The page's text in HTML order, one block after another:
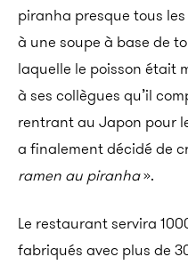
piranha presque tous
à une soupe à base de
laquelle le poisson était
à ses collègues qu’il
rentrant au Japon pour
a finalement décidé de
ramen au piranha».
Le restaurant servira
fabriqués avec plus de